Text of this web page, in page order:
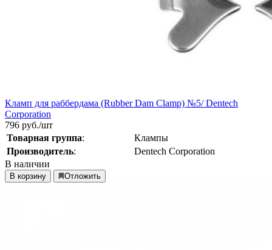
Кламп для раббердама (Rubber Dam Clamp) №5/ Dentech
Corporation
796 руб./шт
Товарная группа:
Клампы
Производитель:
Dentech Corporation
В наличии
В корзину Отложить